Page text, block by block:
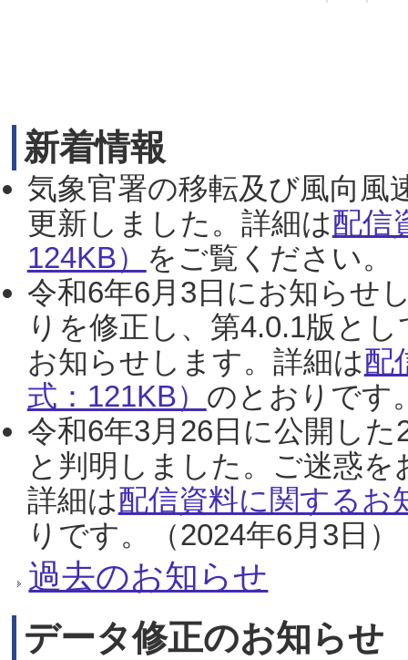
新着情報
気象官署の移転及び風向風
更新しました。詳細は配信
124KB） をご覧ください。
令和6年6月3日にお知らせ
りを修正し、第4.0.1版と
お知らせします。詳細は配
式：121KB） のとおりです
令和6年3月26日に公開し
と判明しました。ご迷惑
詳細は配信資料に関するお
りです。（2024年6月3日）
過去のお知らせ
データ修正のお知らせ